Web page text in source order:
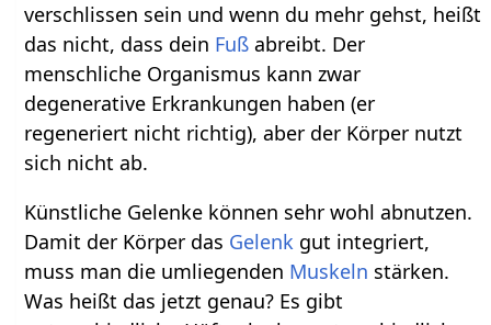
verschlissen sein und wenn du mehr gehst, heißt
das nicht, dass dein Fuß abreibt. Der
menschliche Organismus kann zwar
degenerative Erkrankungen haben (er
regeneriert nicht richtig), aber der Körper nutzt
sich nicht ab.
Künstliche Gelenke können sehr wohl abnutzen.
Damit der Körper das Gelenk gut integriert,
muss man die umliegenden Muskeln stärken.
Was heißt das jetzt genau? Es gibt